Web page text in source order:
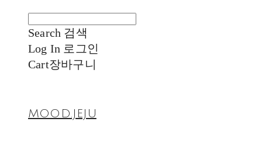
Search 검색
Log In 로그인
Cart장바구니
MOOD.JEJU